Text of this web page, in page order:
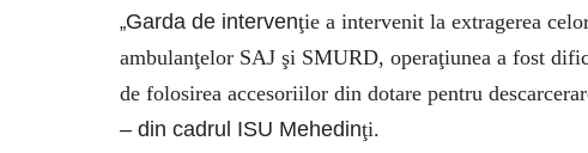
„Garda de intervenţie a intervenit la extragerea
ambulanţelor SAJ şi SMURD, operaţiunea a fost
de folosirea accesoriilor din dotare pentru
– din cadrul ISU Mehedinţi.